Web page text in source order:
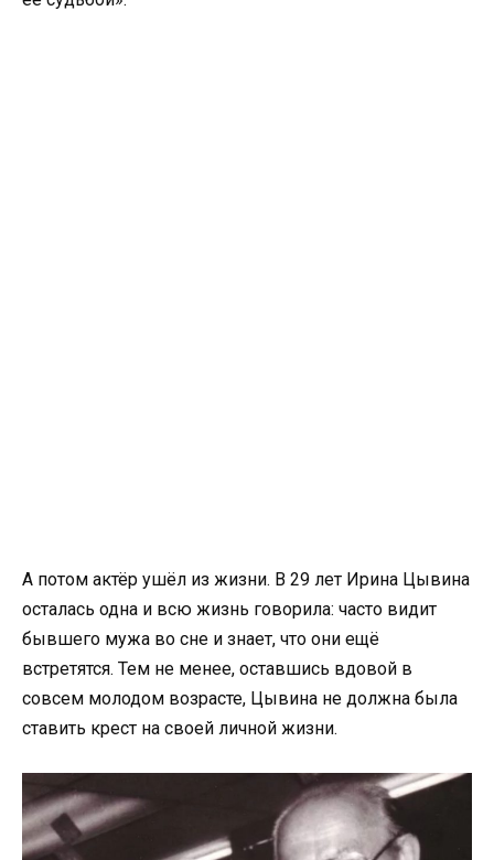
А потом актёр ушёл из жизни. В 29 лет Ирина Цывина
осталась одна и всю жизнь говорила: часто видит
бывшего мужа во сне и знает, что они ещё
встретятся. Тем не менее, оставшись вдовой в
совсем молодом возрасте, Цывина не должна была
ставить крест на своей личной жизни.